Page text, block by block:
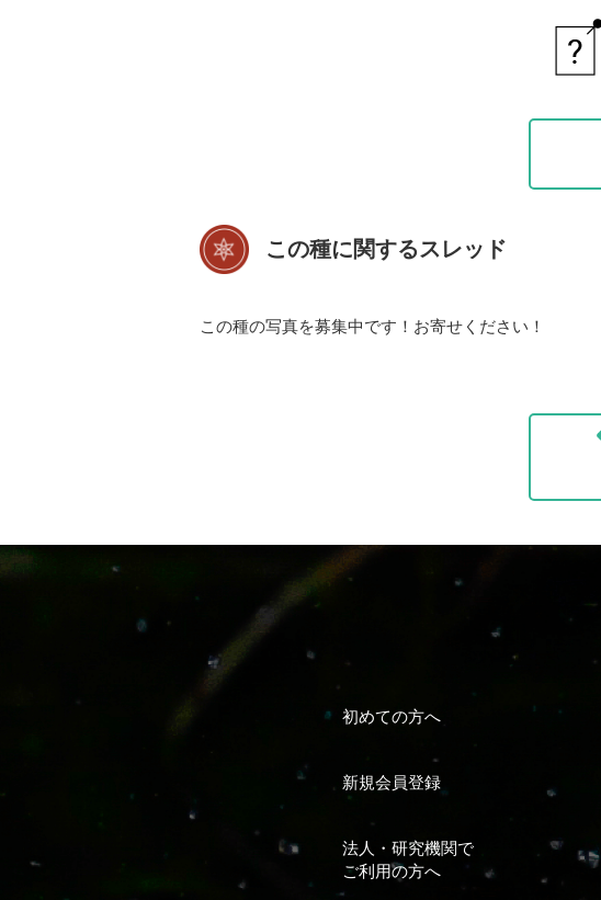
この種に関するスレッド
この種の写真を募集中です！お寄せください！
初めての方へ
新規会員登録
法人・研究機関で
ご利用の方へ